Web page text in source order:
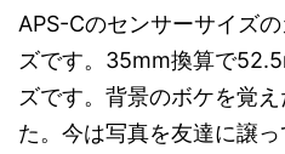
APS-Cのセンサーサイズ
ズです。35mm換算で
ズです。背景のボケを覚
た。今は写真を友達に譲